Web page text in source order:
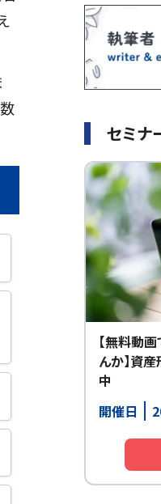
セミナ
【無料動
んか】資
中
開催日